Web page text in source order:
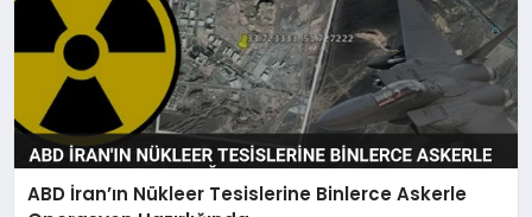
ABD İran’ın Nükleer Tesislerine Binlerce Askerle